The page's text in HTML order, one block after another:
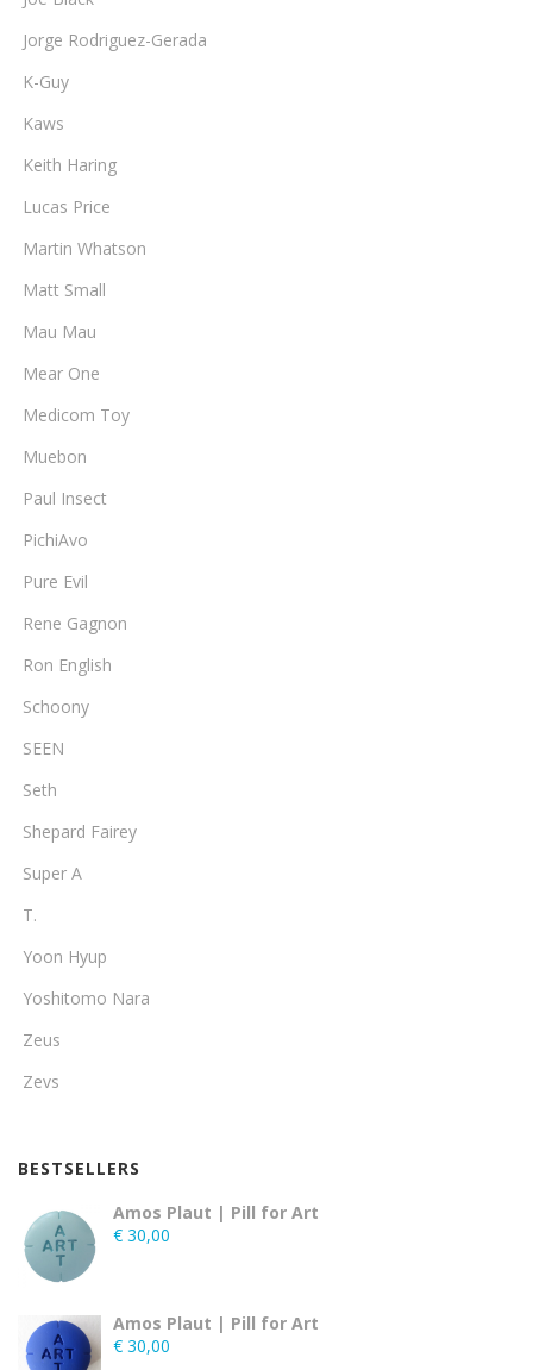
Jorge Rodriguez-Gerada
K-Guy
Kaws
Keith Haring
Lucas Price
Martin Whatson
Matt Small
Mau Mau
Mear One
Medicom Toy
Muebon
Paul Insect
PichiAvo
Pure Evil
Rene Gagnon
Ron English
Schoony
SEEN
Seth
Shepard Fairey
Super A
T.
Yoon Hyup
Yoshitomo Nara
Zeus
Zevs
BESTSELLERS
Amos Plaut | Pill for Art
€ 30,00
Amos Plaut | Pill for Art
€ 30,00